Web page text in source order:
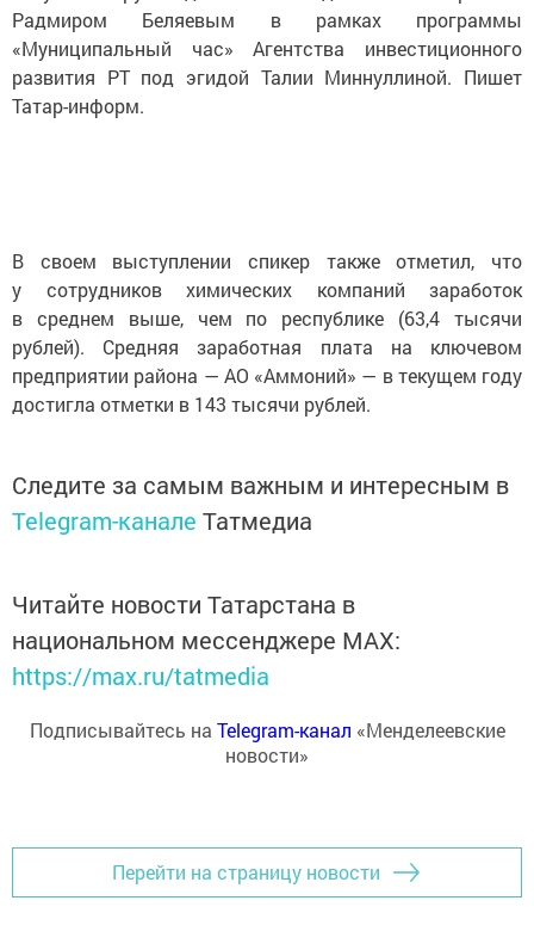
Радмиром Беляевым в рамках программы
«Муниципальный час» Агентства инвестиционного
развития РТ под эгидой Талии Миннуллиной. Пишет
Татар-информ.
В своем выступлении спикер также отметил, что
у сотрудников химических компаний заработок
в среднем выше, чем по республике (63,4 тысячи
рублей). Средняя заработная плата на ключевом
предприятии района — АО «Аммоний» — в текущем году
достигла отметки в 143 тысячи рублей.
Следите за самым важным и интересным в
Telegram-канале Татмедиа
Читайте новости Татарстана в
национальном мессенджере MАХ:
https://max.ru/tatmedia
Подписывайтесь на Telegram-канал «Менделеевские
новости»
Перейти на страницу новости